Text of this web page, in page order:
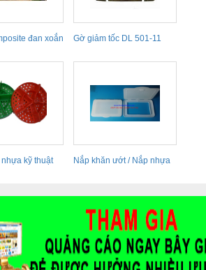
đan xoắn
Gờ giảm tốc DL 501-11
kỹ thuật Nắp khăn ướt / Nắp nhựa